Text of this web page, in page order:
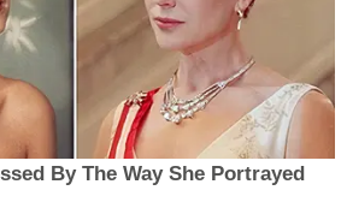
By The Way She Portrayed